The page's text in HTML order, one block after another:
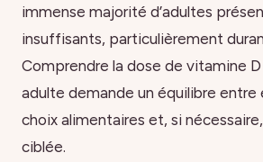
immense majorité d’adultes
insuffisants, particulièrement
Comprendre la dose de vitamine
adulte demande un équilibre
choix alimentaires et, si
ciblée.